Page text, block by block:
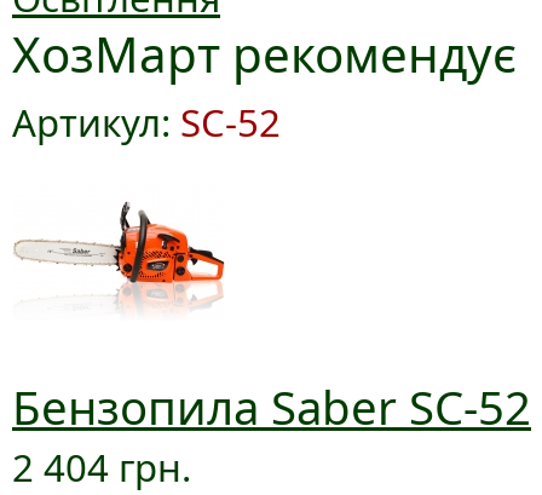
ХозМарт рекомендує
Артикул: SC-52
Бензопила Saber SC-52
2 404 грн.